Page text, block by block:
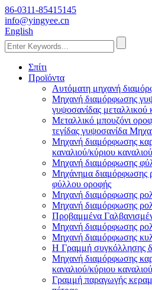
86-0311-85415145
info@yingyee.cn
English
Σπίτι
Προϊόντα
Αυτόματη μηχανή
Μηχανή διαμόρφωσης
γυψοσανίδας μεταλλικού
Μεταλλικό μπουζόνι
τεγίδας γυψοσανίδα
Μηχανή διαμόρφωσης
καναλιού/κύριου
Μηχανή διαμόρφωσης
Μηχάνημα διαμόρφωσης
φύλλου οροφής
Μηχανή διαμόρφωσης
Μηχανή διαμόρφωσης
Προβαμμένα
Μηχανή διαμόρφωσης
Μηχανή διαμόρφωσης
H Γραμμή συγκόλλησης
Μηχανή διαμόρφωσης
καναλιού/κύριου
Γραμμή παραγωγής